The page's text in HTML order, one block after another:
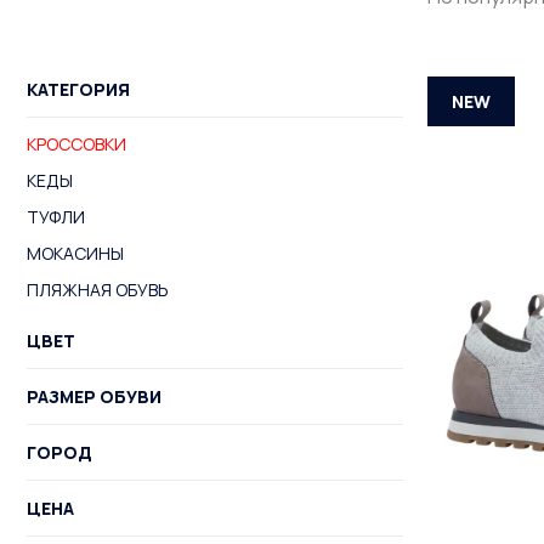
КАТЕГОРИЯ
КРОССОВКИ
КЕДЫ
ТУФЛИ
МОКАСИНЫ
ПЛЯЖНАЯ ОБУВЬ
ЦВЕТ
РАЗМЕР ОБУВИ
ГОРОД
ЦЕНА
NEW